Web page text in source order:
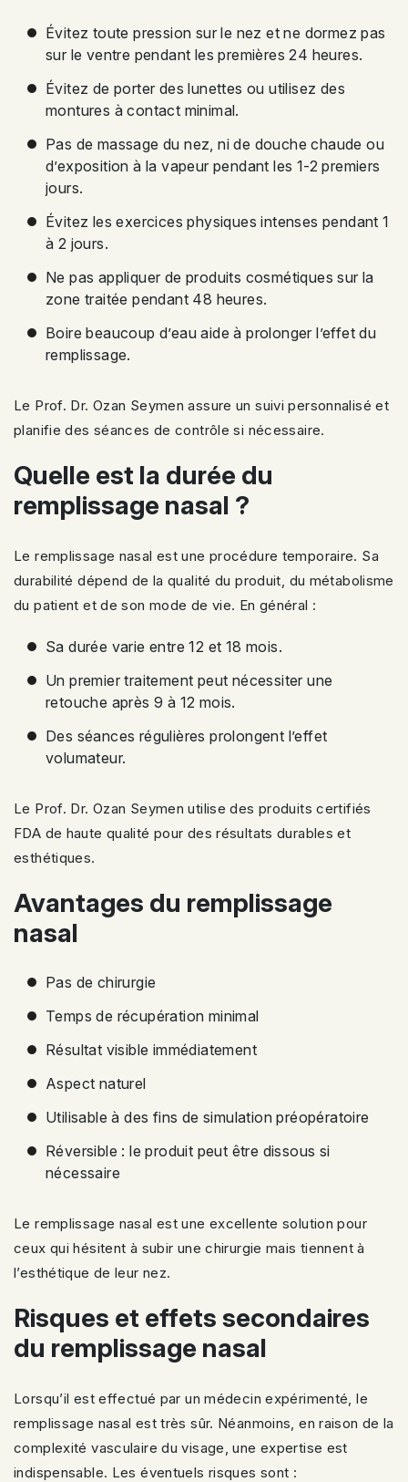
Évitez toute pression sur le nez et ne dormez pas
sur le ventre pendant les premières 24 heures.
Évitez de porter des lunettes ou utilisez des
montures à contact minimal.
Pas de massage du nez, ni de douche chaude ou
d’exposition à la vapeur pendant les 1-2 premiers
jours.
Évitez les exercices physiques intenses pendant 1
à 2 jours.
Ne pas appliquer de produits cosmétiques sur la
zone traitée pendant 48 heures.
Boire beaucoup d’eau aide à prolonger l’effet du
remplissage.
Le Prof. Dr. Ozan Seymen assure un suivi personnalisé et
planifie des séances de contrôle si nécessaire.
Quelle est la durée du
remplissage nasal ?
Le remplissage nasal est une procédure temporaire. Sa
durabilité dépend de la qualité du produit, du métabolisme
du patient et de son mode de vie. En général :
Sa durée varie entre 12 et 18 mois.
Un premier traitement peut nécessiter une
retouche après 9 à 12 mois.
Des séances régulières prolongent l’effet
volumateur.
Le Prof. Dr. Ozan Seymen utilise des produits certifiés
FDA de haute qualité pour des résultats durables et
esthétiques.
Avantages du remplissage
nasal
Pas de chirurgie
Temps de récupération minimal
Résultat visible immédiatement
Aspect naturel
Utilisable à des fins de simulation préopératoire
Réversible : le produit peut être dissous si
nécessaire
Le remplissage nasal est une excellente solution pour
ceux qui hésitent à subir une chirurgie mais tiennent à
l’esthétique de leur nez.
Risques et effets secondaires
du remplissage nasal
Lorsqu’il est effectué par un médecin expérimenté, le
remplissage nasal est très sûr. Néanmoins, en raison de la
complexité vasculaire du visage, une expertise est
indispensable. Les éventuels risques sont :